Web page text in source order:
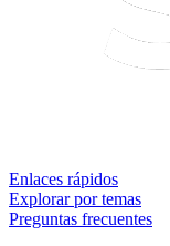
Enlaces rápidos
Explorar por temas
Preguntas frecuentes